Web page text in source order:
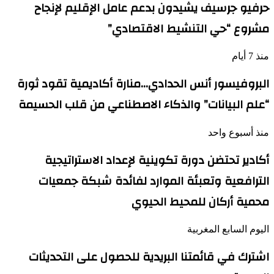
حرفيو جرسيف يشيدون بدعم عامل الإقليم لإنجاح
مشروع “حي التنشيط الاقتصادي”
منذ 7 أيام
البروفيسور أنس الحدادي…منارة أكاديمية تقود ثورة
“علم البيانات” والذكاء الاصطناعي من قلب الحسيمة
منذ أسبوع واحد
أكادير تحتضن دورة تكوينية لإعداد الاستراتيجية
الترافعية وتعبئة الموارد لفائدة شبكة جمعيات
محمية أركان للمحيط الحيوي
اليوم السابع المغربية
اشترك في قائمتنا البريدية للحصول على التحديثات